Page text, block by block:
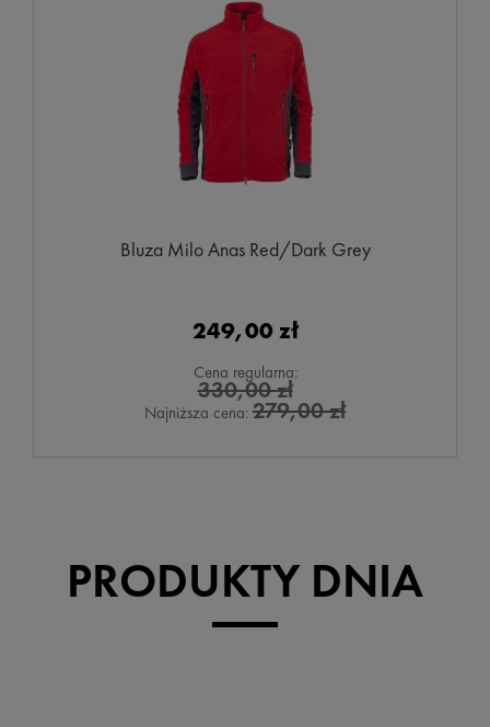
Bluza Milo Anas Red/Dark Grey
249,00 zł
Cena regularna:
330,00 zł
Najniższa cena: 279,00 zł
PRODUKTY DNIA